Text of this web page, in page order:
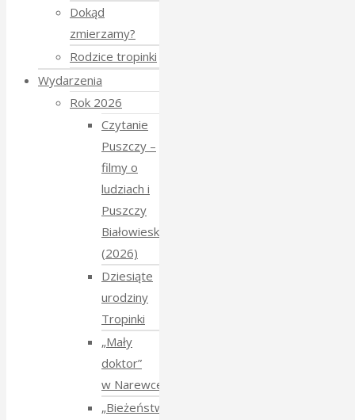
Dokąd
zmierzamy?
Rodzice tropinki
Wydarzenia
Rok 2026
Czytanie
Puszczy –
filmy o
ludziach i
Puszczy
Białowieskiej
(2026)
Dziesiąte
urodziny
Tropinki
„Mały
doktor”
w Narewce
„Bieżeństwo